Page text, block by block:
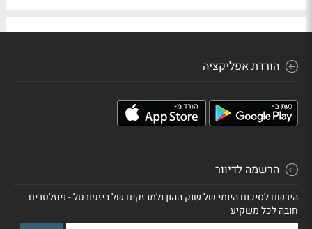
הורדת אפליקציה
הרשמה לדיוור
הירשם לסיכום היומי של שוק ההון ולמבזקים של ביזפורטל - ניוזלטרים
חובה לכל משקיע